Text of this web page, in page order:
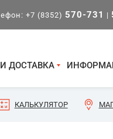
+7 (8352) 570-731 |
ДОСТАВКА
КАЛЬКУЛЯТОР